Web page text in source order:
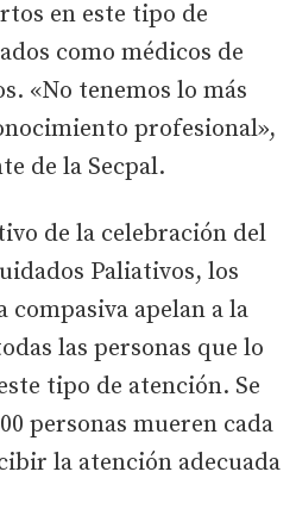
en este tipo de
como médicos de
«No tenemos lo más
profesional»,
de la Secpal.
de la celebración del
Paliativos, los
apelan a la
las personas que lo
tipo de atención. Se
personas mueren cada
la atención adecuada